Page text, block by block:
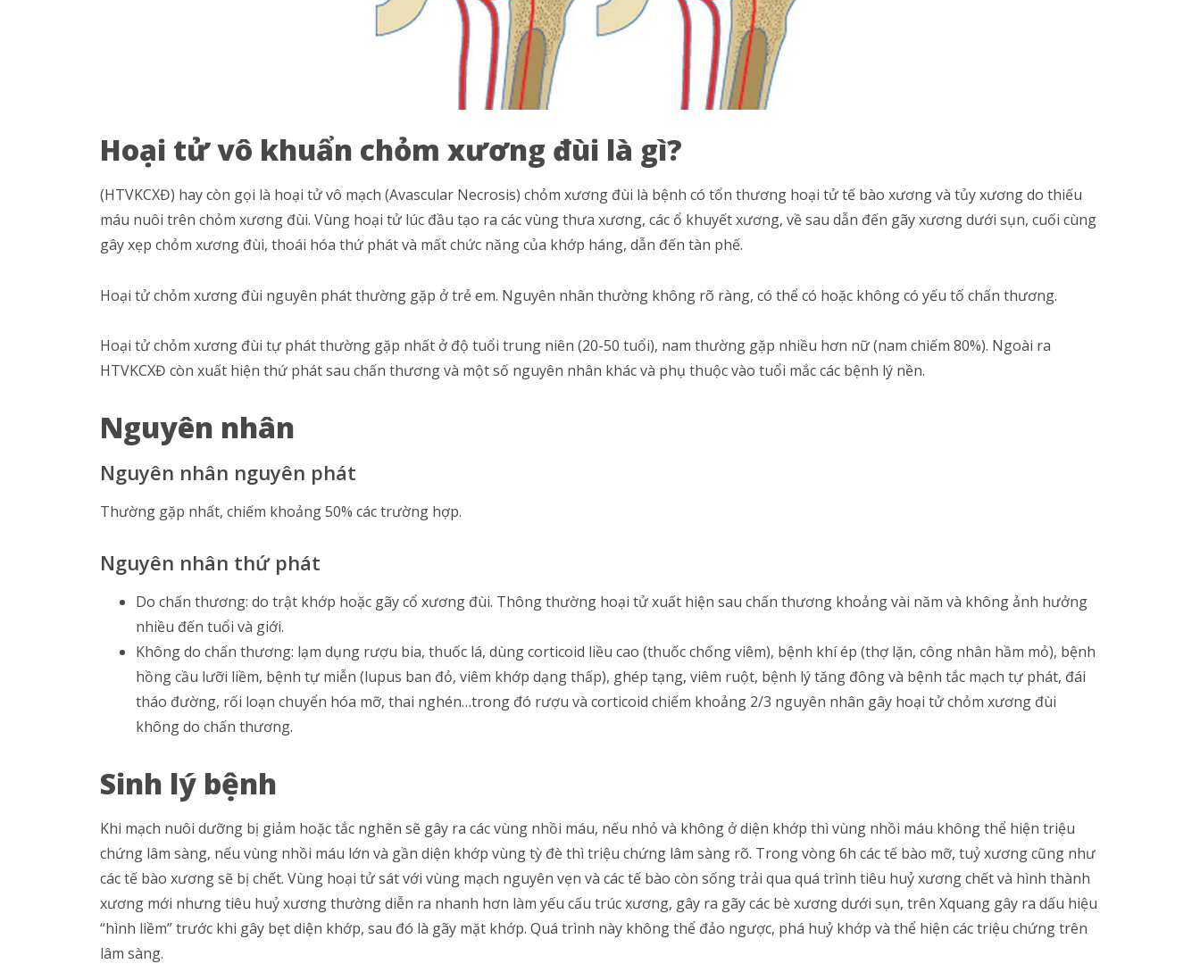
Hoại tử vô khuẩn chỏm xương đùi là gì?
(HTVKCXĐ) hay còn gọi là hoại tử vô mạch (Avascular Necrosis) chỏm xương đùi là bệnh có tổn thương hoại tử tế bào xương và tủy xương do thiếu
máu nuôi trên chỏm xương đùi. Vùng hoại tử lúc đầu tạo ra các vùng thưa xương, các ổ khuyết xương, về sau dẫn đến gãy xương dưới sụn, cuối cùng
gây xẹp chỏm xương đùi, thoái hóa thứ phát và mất chức năng của khớp háng, dẫn đến tàn phế.
Hoại tử chỏm xương đùi nguyên phát thường gặp ở trẻ em. Nguyên nhân thường không rõ ràng, có thể có hoặc không có yếu tố chấn thương.
Hoại tử chỏm xương đùi tự phát thường gặp nhất ở độ tuổi trung niên (20-50 tuổi), nam thường gặp nhiều hơn nữ (nam chiếm 80%). Ngoài ra
HTVKCXĐ còn xuất hiện thứ phát sau chấn thương và một số nguyên nhân khác và phụ thuộc vào tuổi mắc các bệnh lý nền.
Nguyên nhân
Nguyên nhân nguyên phát
Thường gặp nhất, chiếm khoảng 50% các trường hợp.
Nguyên nhân thứ phát
Do chấn thương: do trật khớp hoặc gãy cổ xương đùi. Thông thường hoại tử xuất hiện sau chấn thương khoảng vài năm và không ảnh hưởng
nhiều đến tuổi và giới.
Không do chấn thương: lạm dụng rượu bia, thuốc lá, dùng corticoid liều cao (thuốc chống viêm), bệnh khí ép (thợ lặn, công nhân hầm mỏ), bệnh
hồng cầu lưỡi liềm, bệnh tự miễn (lupus ban đỏ, viêm khớp dạng thấp), ghép tạng, viêm ruột, bệnh lý tăng đông và bệnh tắc mạch tự phát, đái
tháo đường, rối loạn chuyển hóa mỡ, thai nghén…trong đó rượu và corticoid chiếm khoảng 2/3 nguyên nhân gây hoại tử chỏm xương đùi
không do chấn thương.
Sinh lý bệnh
Khi mạch nuôi dưỡng bị giảm hoặc tắc nghẽn sẽ gây ra các vùng nhồi máu, nếu nhỏ và không ở diện khớp thì vùng nhồi máu không thể hiện triệu
chứng lâm sàng, nếu vùng nhồi máu lớn và gần diện khớp vùng tỳ đè thì triệu chứng lâm sàng rõ. Trong vòng 6h các tế bào mỡ, tuỷ xương cũng như
các tế bào xương sẽ bị chết. Vùng hoại tử sát với vùng mạch nguyên vẹn và các tế bào còn sống trải qua quá trình tiêu huỷ xương chết và hình thành
xương mới nhưng tiêu huỷ xương thường diễn ra nhanh hơn làm yếu cấu trúc xương, gây ra gãy các bè xương dưới sụn, trên Xquang gây ra dấu hiệu
“hình liềm” trước khi gây bẹt diện khớp, sau đó là gãy mặt khớp. Quá trình này không thể đảo ngược, phá huỷ khớp và thể hiện các triệu chứng trên
lâm sàng.